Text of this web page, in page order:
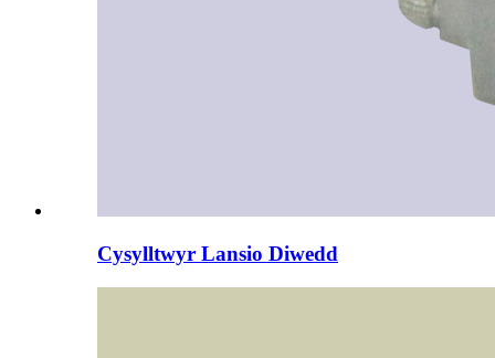
Cysylltwyr Lansio Diwedd